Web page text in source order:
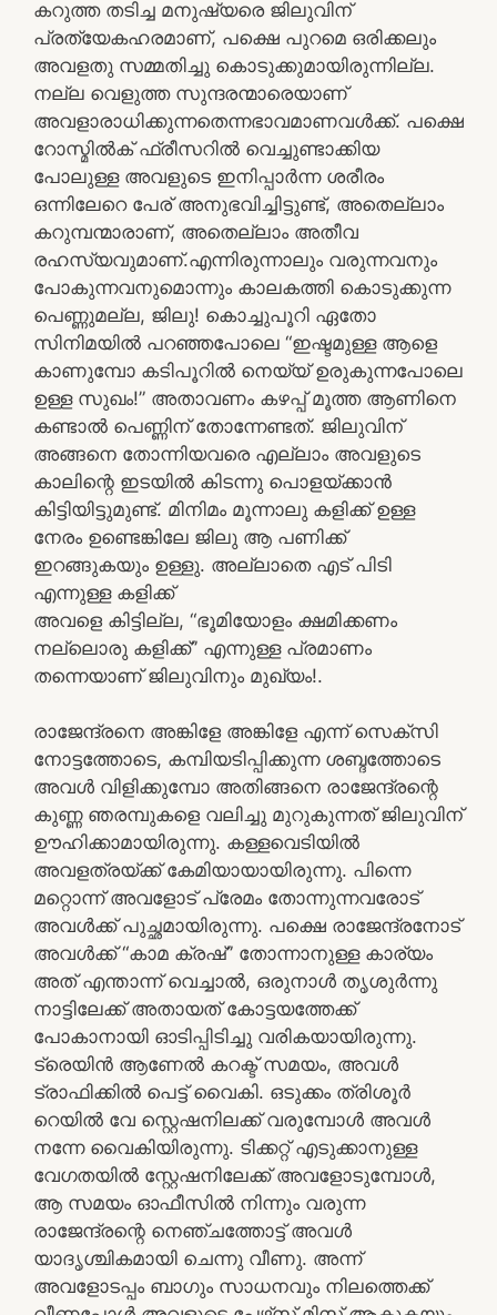
കറുത്ത തടിച്ച മനുഷ്യരെ ജിലുവിന്
പ്രത്യേകഹരമാണ്, പക്ഷെ പുറമെ ഒരിക്കലും
അവളതു സമ്മതിച്ചു കൊടുക്കുമായിരുന്നില്ല.
നല്ല വെളുത്ത സുന്ദരന്മാരെയാണ്
അവളാരാധിക്കുന്നതെന്നഭാവമാണവൾക്ക്. പക്ഷെ
റോസ്മിൽക് ഫ്രീസറിൽ വെച്ചുണ്ടാക്കിയ
പോലുള്ള അവളുടെ ഇനിപ്പാർന്ന ശരീരം
ഒന്നിലേറെ പേര് അനുഭവിച്ചിട്ടുണ്ട്, അതെല്ലാം
കറുമ്പന്മാരാണ്, അതെല്ലാം അതീവ
രഹസ്യവുമാണ്.എന്നിരുന്നാലും വരുന്നവനും
പോകുന്നവനുമൊന്നും കാലകത്തി കൊടുക്കുന്ന
പെണ്ണുമല്ല, ജിലു! കൊച്ചുപൂറി ഏതോ
സിനിമയിൽ പറഞ്ഞപോലെ “ഇഷ്ടമുള്ള ആളെ
കാണുമ്പോ കടിപൂറിൽ നെയ്യ് ഉരുകുന്നപോലെ
ഉള്ള സുഖം!” അതാവണം കഴപ്പ് മൂത്ത ആണിനെ
കണ്ടാൽ പെണ്ണിന് തോന്നേണ്ടത്. ജിലുവിന്
അങ്ങനെ തോന്നിയവരെ എല്ലാം അവളുടെ
കാലിന്റെ ഇടയിൽ കിടന്നു പൊളയ്ക്കാൻ
കിട്ടിയിട്ടുമുണ്ട്. മിനിമം മൂന്നാലു കളിക്ക് ഉള്ള
നേരം ഉണ്ടെങ്കിലേ ജിലു ആ പണിക്ക്
ഇറങ്ങുകയും ഉള്ളു. അല്ലാതെ എട് പിടി
എന്നുള്ള കളിക്ക്
അവളെ കിട്ടില്ല, “ഭൂമിയോളം ക്ഷമിക്കണം
നല്ലൊരു കളിക്ക്” എന്നുള്ള പ്രമാണം
തന്നെയാണ് ജിലുവിനും മുഖ്യം!.
രാജേന്ദ്രനെ അങ്കിളേ അങ്കിളേ എന്ന് സെക്സി
നോട്ടത്തോടെ, കമ്പിയടിപ്പിക്കുന്ന ശബ്ദത്തോടെ
അവൾ വിളിക്കുമ്പോ അതിങ്ങനെ രാജേന്ദ്രന്റെ
കുണ്ണ ഞരമ്പുകളെ വലിച്ചു മുറുകുന്നത് ജിലുവിന്
ഊഹിക്കാമായിരുന്നു. കള്ളവെടിയിൽ
അവളത്രയ്ക്ക് കേമിയായായിരുന്നു. പിന്നെ
മറ്റൊന്ന് അവളോട് പ്രേമം തോന്നുന്നവരോട്
അവൾക്ക് പുച്ഛമായിരുന്നു. പക്ഷെ രാജേന്ദ്രനോട്
അവൾക്ക് “കാമ ക്രഷ്” തോന്നാനുള്ള കാര്യം
അത് എന്താന്ന് വെച്ചാൽ, ഒരുനാൾ തൃശുർന്നു
നാട്ടിലേക്ക് അതായത് കോട്ടയത്തേക്ക്
പോകാനായി ഓടിപ്പിടിച്ചു വരികയായിരുന്നു.
ട്രെയിൻ ആണേൽ കറക്ട് സമയം, അവൾ
ട്രാഫിക്കിൽ പെട്ട് വൈകി. ഒടുക്കം ത്രിശൂർ
റെയിൽ വേ സ്റ്റെഷനിലക്ക് വരുമ്പോൾ അവൾ
നന്നേ വൈകിയിരുന്നു. ടിക്കറ്റ് എടുക്കാനുള്ള
വേഗതയിൽ സ്റ്റേഷനിലേക്ക് അവളോടുമ്പോൾ,
ആ സമയം ഓഫീസിൽ നിന്നും വരുന്ന
രാജേന്ദ്രന്റെ നെഞ്ചത്തോട്ട് അവൾ
യാദൃശ്ചികമായി ചെന്നു വീണു. അന്ന്
അവളോടപ്പം ബാഗും സാധനവും നിലത്തെക്ക്